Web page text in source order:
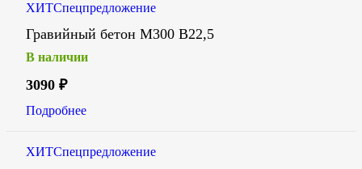
ХИТСпецпредложение
Гравийный бетон М300 В22,5
В наличии
3090 ₽
Подробнее
ХИТСпецпредложение